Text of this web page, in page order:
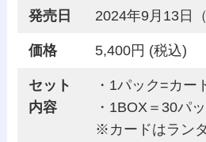
発売日 2024年9月13日（
価格 5,400円 (税込)
セット
内容
・1パック=カー
・1BOX＝30パ
※カードはラン